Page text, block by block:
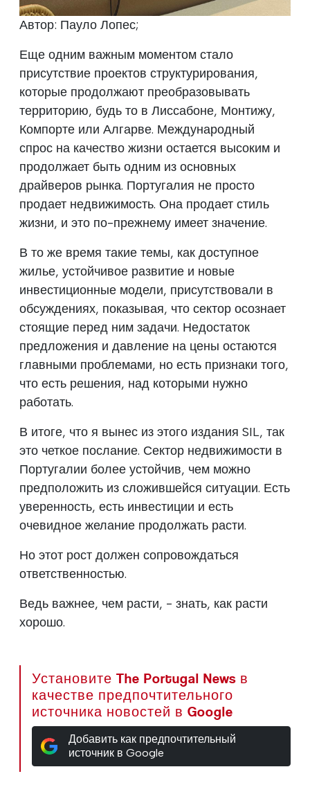
Автор: Пауло Лопес;
Еще одним важным моментом стало
присутствие проектов структурирования,
которые продолжают преобразовывать
территорию, будь то в Лиссабоне, Монтижу,
Компорте или Алгарве. Международный
спрос на качество жизни остается высоким и
продолжает быть одним из основных
драйверов рынка. Португалия не просто
продает недвижимость. Она продает стиль
жизни, и это по-прежнему имеет значение.
В то же время такие темы, как доступное
жилье, устойчивое развитие и новые
инвестиционные модели, присутствовали в
обсуждениях, показывая, что сектор осознает
стоящие перед ним задачи. Недостаток
предложения и давление на цены остаются
главными проблемами, но есть признаки того,
что есть решения, над которыми нужно
работать.
В итоге, что я вынес из этого издания SIL, так
это четкое послание. Сектор недвижимости в
Португалии более устойчив, чем можно
предположить из сложившейся ситуации. Есть
уверенность, есть инвестиции и есть
очевидное желание продолжать расти.
Но этот рост должен сопровождаться
ответственностью.
Ведь важнее, чем расти, - знать, как расти
хорошо.
Установите The Portugal News в
качестве предпочтительного
источника новостей в Google
Добавить как предпочтительный
источник в Google